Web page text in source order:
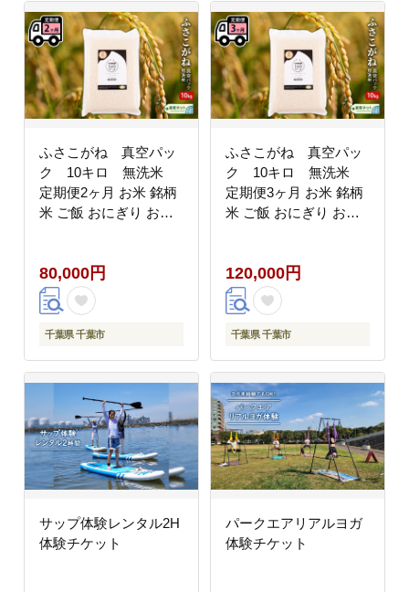
ふさこがね 真空パッ
ク 10キロ 無洗米
定期便2ヶ月 お米 銘柄
米 ご飯 おにぎり お弁
80,000円
千葉県 千葉市
ふさこがね 真空パッ
ク 10キロ 無洗米
定期便3ヶ月 お米 銘柄
米 ご飯 おにぎり お弁
120,000円
千葉県 千葉市
サップ体験レンタル2H
体験チケット
パークエアリアルヨガ
体験チケット